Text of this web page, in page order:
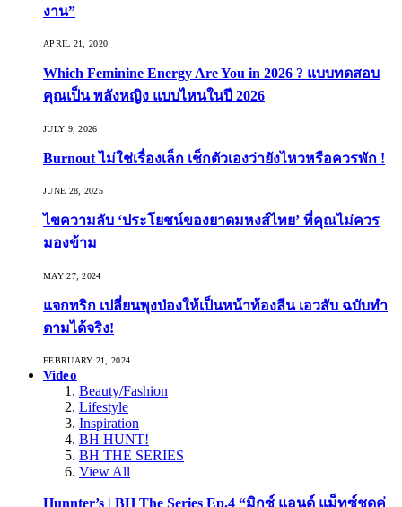
งาน”
APRIL 21, 2020
Which Feminine Energy Are You in 2026 ? แบบทดสอบ
คุณเป็น พลังหญิง แบบไหนในปี 2026
JULY 9, 2026
Burnout ไม่ใช่เรื่องเล็ก เช็กตัวเองว่ายังไหวหรือควรพัก !
JUNE 28, 2025
ไขความลับ ‘ประโยชน์ของยาดมหงส์ไทย’ ที่คุณไม่ควร
มองข้าม
MAY 27, 2024
แจกทริก เปลี่ยนพุงป่องให้เป็นหน้าท้องลีน เอวสับ ฉบับทำ
ตามได้จริง!
FEBRUARY 21, 2024
Video
Beauty/Fashion
Lifestyle
Inspiration
BH HUNT!
BH THE SERIES
View All
Hunnter’s | BH The Series Ep.4 “มิกซ์ แอนด์ แม็ทซ์ชุดคู่